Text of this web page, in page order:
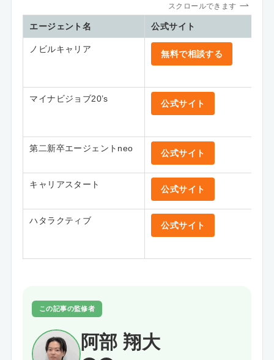
スクロールできます
エージェント名 公式サイト
ノビルキャリア 無料で相談する
マイナビジョブ20’s 公式サイト
第二新卒エージェントneo 公式サイト
キャリアスタート 公式サイト
ハタラクティブ 公式サイト
この記事の監修者
阿部 翔大